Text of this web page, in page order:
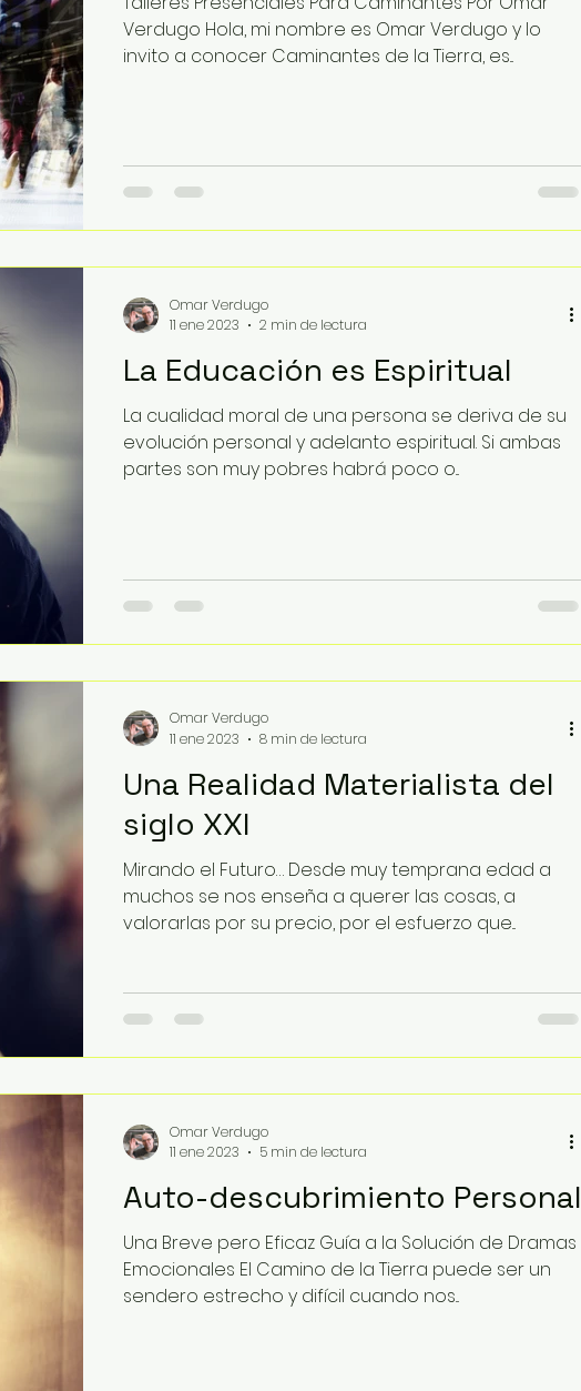
Verdugo Hola, mi nombre es Omar Verdugo y lo
invito a conocer Caminantes de la Tierra, es...
La Educación es Espiritual
La cualidad moral de una persona se deriva de su
evolución personal y adelanto espiritual. Si ambas
partes son muy pobres habrá poco o...
Omar Verdugo
11 ene 2023
2 min de lectura
Una Realidad Materialista del
siglo XXI
Mirando el Futuro… Desde muy temprana edad a
muchos se nos enseña a querer las cosas, a
valorarlas por su precio, por el esfuerzo que...
Omar Verdugo
11 ene 2023
8 min de lectura
Auto-descubrimiento Personal
Una Breve pero Eficaz Guía a la Solución de Dramas
Emocionales El Camino de la Tierra puede ser un
sendero estrecho y difícil cuando nos...
Omar Verdugo
11 ene 2023
5 min de lectura